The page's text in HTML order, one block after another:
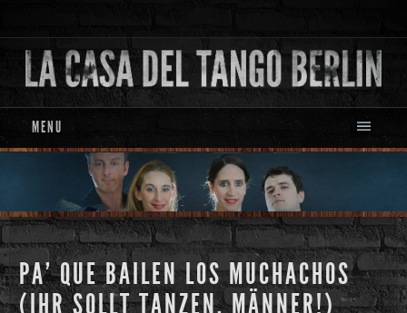
MENU
PA’ QUE BAILEN LOS MUCHACHOS
(IHR SOLLT TANZEN, MÄNNER!)